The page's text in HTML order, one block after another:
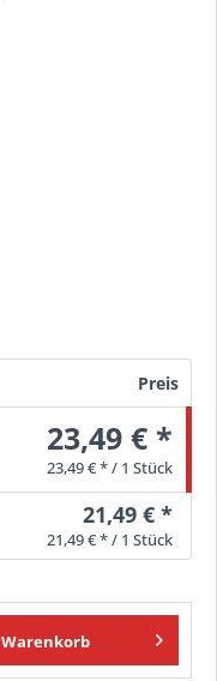
Preis
23,49 € *
23,49 € * / 1 Stück
21,49 € *
21,49 € * / 1 Stück
Warenkorb